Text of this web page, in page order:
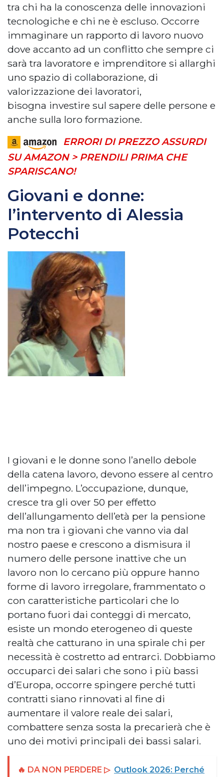
tra chi ha la conoscenza delle innovazioni
tecnologiche e chi ne è escluso. Occorre
immaginare un rapporto di lavoro nuovo
dove accanto ad un conflitto che sempre ci
sarà tra lavoratore e imprenditore si allarghi
uno spazio di collaborazione, di
valorizzazione dei lavoratori,
bisogna investire sul sapere delle persone e
anche sulla loro formazione.
ERRORI DI PREZZO ASSURDI
SU AMAZON > PRENDILI PRIMA CHE
SPARISCANO!
Giovani e donne:
l’intervento di Alessia
Potecchi
I giovani e le donne sono l’anello debole
della catena lavoro, devono essere al centro
dell’impegno. L’occupazione, dunque,
cresce tra gli over 50 per effetto
dell’allungamento dell’età per la pensione
ma non tra i giovani che vanno via dal
nostro paese e crescono a dismisura il
numero delle persone inattive che un
lavoro non lo cercano più oppure hanno
forme di lavoro irregolare, frammentato o
con caratteristiche particolari che lo
portano fuori dai conteggi di mercato,
esiste un mondo eterogeneo di queste
realtà che catturano in una spirale chi per
necessità è costretto ad entrarci. Dobbiamo
occuparci dei salari che sono i più bassi
d’Europa, occorre spingere perché tutti
contratti siano rinnovati al fine di
aumentare il valore reale dei salari,
combattere senza sosta la precarierà che è
uno dei motivi principali dei bassi salari.
🔥 DA NON PERDERE ▷ Outlook 2026: Perché